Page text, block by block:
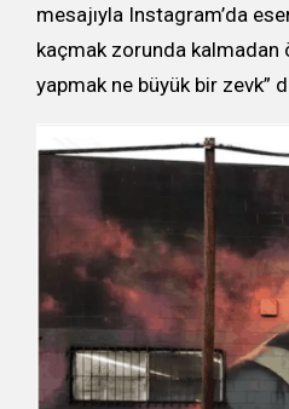
mesajıyla Instagram’da
kaçmak zorunda kalmadan
yapmak ne büyük bir zevk”